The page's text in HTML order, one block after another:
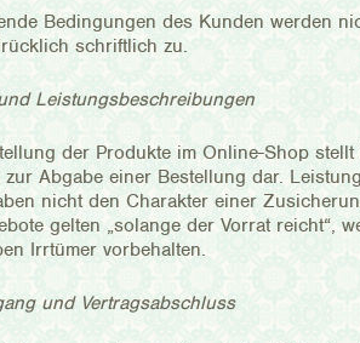
Bedingungen des Kunden werden
schriftlich zu.
Leistungsbeschreibungen
der Produkte im Online-Shop
Abgabe einer Bestellung dar.
nicht den Charakter einer
gelten „solange der Vorrat reicht“,
Irrtümer vorbehalten.
und Vertragsabschluss